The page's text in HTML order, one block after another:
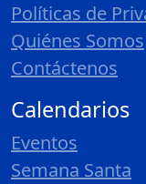
Políticas de
Quiénes Somos
Contáctenos
Calendarios
Eventos
Semana Santa